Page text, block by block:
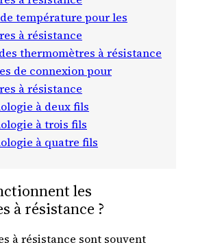
température pour les
à résistance
thermomètres à résistance
de connexion pour
à résistance
à deux fils
à trois fils
à quatre fils
les
à résistance ?
à résistance sont souvent